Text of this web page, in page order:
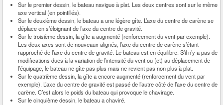
Sur le premier dessin, le bateau navigue à plat. Les deux centres sont sur le même
axe vertical (en pointillés).
Sur le deuxième dessin, le bateau a une légère gîte. L’axe du centre de carène se
déplace en s’éloignant de l’axe du centre de gravité.
Sur le troisième dessin, la gîte a augmenté (renforcement du vent par exemple).
Les deux axes sont de nouveaux alignés, l’axe du centre de carène s’étant
rapproché de l’axe du centre de gravité. Le bateau est en équilibre. S’il n’y a pas de
modifications dues à la variation de l’intensité du vent ou (et) au déplacement de
l’équipage, le bateau ne gîte pas plus mais ne revient pas non plus à plat.
Sur le quatrième dessin, la gîte a encore augmenté (renforcement du vent par
exemple). L’axe du centre de gravité est passé de l’autre côté de l’axe du centre de
carène. C’est alors le poids du bateau qui provoque le chavirage.
Sur le cinquième dessin, le bateau a chaviré.